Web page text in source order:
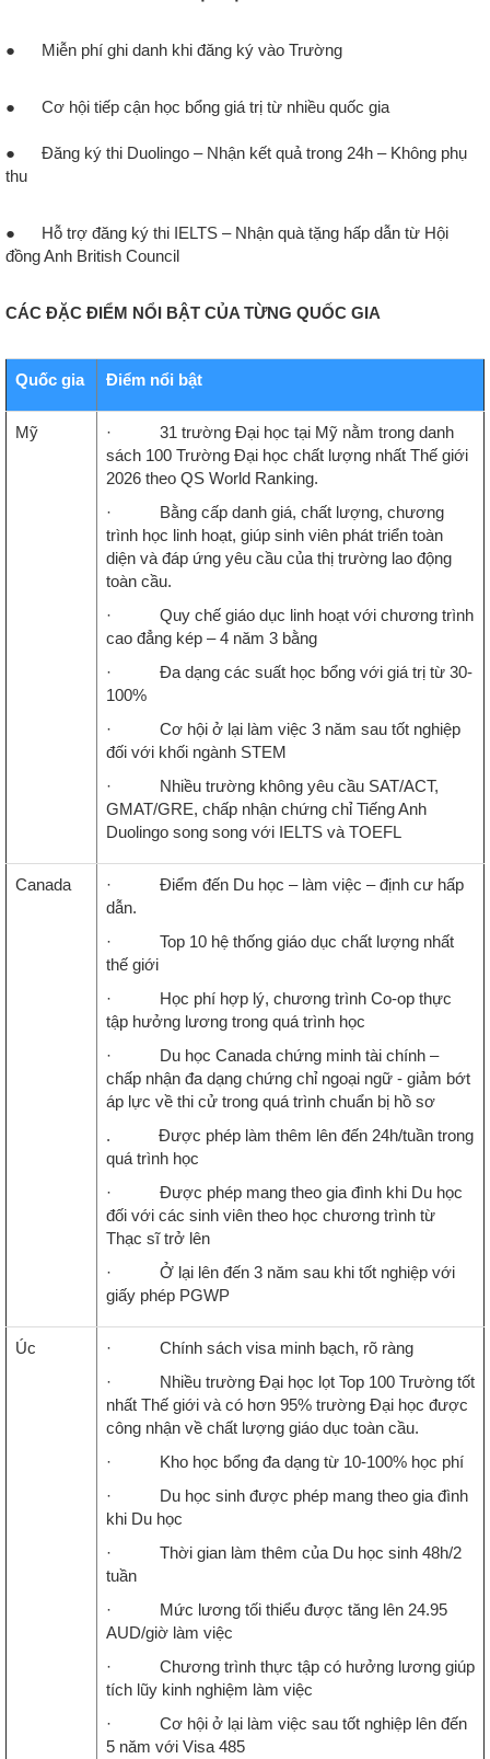
● Miễn phí ghi danh khi đăng ký vào Trường
● Cơ hội tiếp cận học bổng giá trị từ nhiều quốc gia
● Đăng ký thi Duolingo – Nhận kết quả trong 24h – Không phụ
thu
● Hỗ trợ đăng ký thi IELTS – Nhận quà tặng hấp dẫn từ Hội
đồng Anh British Council
CÁC ĐẶC ĐIỂM NỔI BẬT CỦA TỪNG QUỐC GIA
Quốc gia Điểm nổi bật
Mỹ
· 31 trường Đại học tại Mỹ nằm trong danh
sách 100 Trường Đại học chất lượng nhất Thế giới
2026 theo QS World Ranking.
· Bằng cấp danh giá, chất lượng, chương
trình học linh hoạt, giúp sinh viên phát triển toàn
diện và đáp ứng yêu cầu của thị trường lao động
toàn cầu.
· Quy chế giáo dục linh hoạt với chương trình
cao đẳng kép – 4 năm 3 bằng
· Đa dạng các suất học bổng với giá trị từ 30-
100%
· Cơ hội ở lại làm việc 3 năm sau tốt nghiệp
đối với khối ngành STEM
· Nhiều trường không yêu cầu SAT/ACT,
GMAT/GRE, chấp nhận chứng chỉ Tiếng Anh
Duolingo song song với IELTS và TOEFL
Canada
· Điểm đến Du học – làm việc – định cư hấp
dẫn.
· Top 10 hệ thống giáo dục chất lượng nhất
thế giới
· Học phí hợp lý, chương trình Co-op thực
tập hưởng lương trong quá trình học
· Du học Canada chứng minh tài chính –
chấp nhận đa dạng chứng chỉ ngoại ngữ - giảm bớt
áp lực về thi cử trong quá trình chuẩn bị hồ sơ
. Được phép làm thêm lên đến 24h/tuần trong
quá trình học
· Được phép mang theo gia đình khi Du học
đối với các sinh viên theo học chương trình từ
Thạc sĩ trở lên
· Ở lại lên đến 3 năm sau khi tốt nghiệp với
giấy phép PGWP
Úc
· Chính sách visa minh bạch, rõ ràng
· Nhiều trường Đại học lọt Top 100 Trường tốt
nhất Thế giới và có hơn 95% trường Đại học được
công nhận về chất lượng giáo dục toàn cầu.
· Kho học bổng đa dạng từ 10-100% học phí
· Du học sinh được phép mang theo gia đình
khi Du học
· Thời gian làm thêm của Du học sinh 48h/2
tuần
· Mức lương tối thiểu được tăng lên 24.95
AUD/giờ làm việc
· Chương trình thực tập có hưởng lương giúp
tích lũy kinh nghiệm làm việc
· Cơ hội ở lại làm việc sau tốt nghiệp lên đến
5 năm với Visa 485